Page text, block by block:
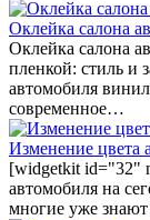
Оклейка салона
Оклейка салона
пленкой: стиль и
автомобиля
современное…
Изменение цвета
[widgetkit id="32"
автомобиля на
многие уже